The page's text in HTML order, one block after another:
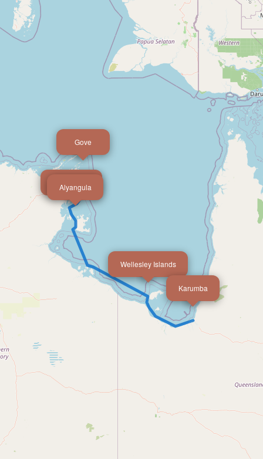
Alyangula
Wellesley Islands
Gove
Karumba